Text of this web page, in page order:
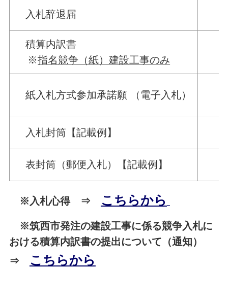
入札辞退届
積算内訳書
※指名競争（紙）建設工事のみ
紙入札方式参加承諾願 （電子入札）
入札封筒【記載例】
表封筒（郵便入札）【記載例】
※入札心得 ⇒ こちらから
※筑西市発注の建設工事に係る競争入札に
おける積算内訳書の提出について（通知）
⇒
こちらから